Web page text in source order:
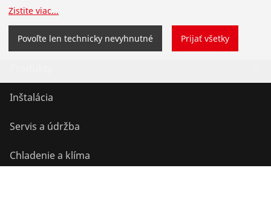
Inštalácia
Servis a údržba
Chladenie a klíma
Zistite viac...
Povoľte len technicky nevyhnutné Prijať všetky